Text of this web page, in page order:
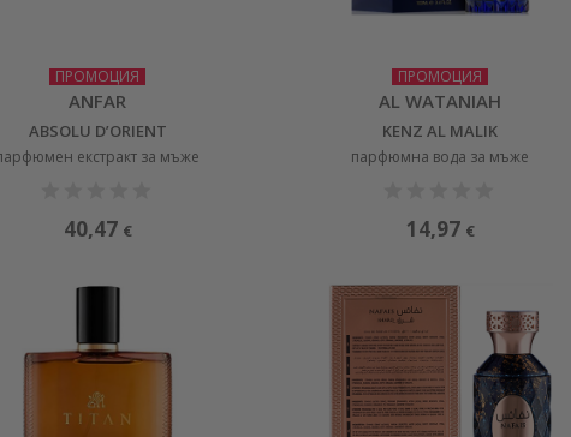
ПРОМОЦИЯ
ANFAR
ABSOLU D’ORIENT
екстракт за мъже
40,47 €
ПРОМОЦИЯ
AL WATANIAH
KENZ AL MALIK
парфюмна вода за мъже
14,97 €